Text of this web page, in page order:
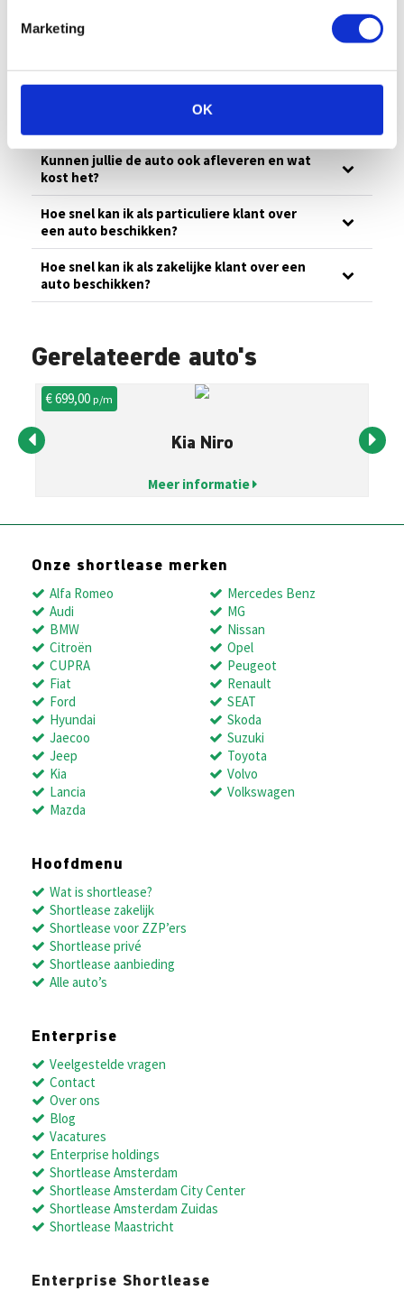
Marketing
OK
inleveren/afmelden?
Mag ik met de auto naar het buitenland?
Kunnen jullie de auto ook afleveren en wat
kost het?
Hoe snel kan ik als particuliere klant over
een auto beschikken?
Hoe snel kan ik als zakelijke klant over een
auto beschikken?
Gerelateerde auto's
€ 699,00p/m
Kia Niro
Meer informatie
Onze shortlease merken
Alfa Romeo
Audi
BMW
Citroën
CUPRA
Fiat
Ford
Hyundai
Jaecoo
Jeep
Kia
Lancia
Mazda
Mercedes Benz
MG
Nissan
Opel
Peugeot
Renault
SEAT
Skoda
Suzuki
Toyota
Volvo
Volkswagen
Hoofdmenu
Wat is shortlease?
Shortlease zakelijk
Shortlease voor ZZP’ers
Shortlease privé
Shortlease aanbieding
Alle auto’s
Enterprise
Veelgestelde vragen
Contact
Over ons
Blog
Vacatures
Enterprise holdings
Shortlease Amsterdam
Shortlease Amsterdam City Center
Shortlease Amsterdam Zuidas
Shortlease Maastricht
Enterprise Shortlease